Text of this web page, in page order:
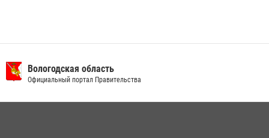
Вологодская область
Официальный портал Правительства